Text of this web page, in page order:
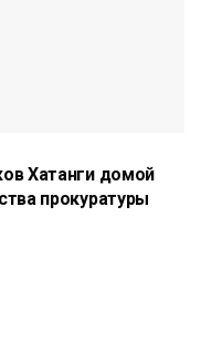
Хатанги домой
прокуратуры